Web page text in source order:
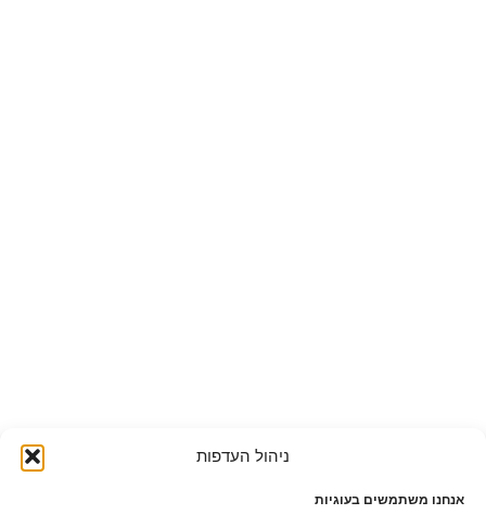
ניהול העדפות
אנחנו משתמשים בעוגיות